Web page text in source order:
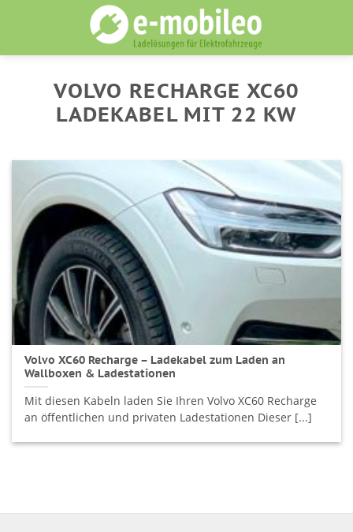
VOLVO RECHARGE XC60
LADEKABEL MIT 22 KW
Volvo XC60 Recharge – Ladekabel zum Laden an
Wallboxen & Ladestationen
Mit diesen Kabeln laden Sie Ihren Volvo XC60 Recharge
an öffentlichen und privaten Ladestationen Dieser [...]